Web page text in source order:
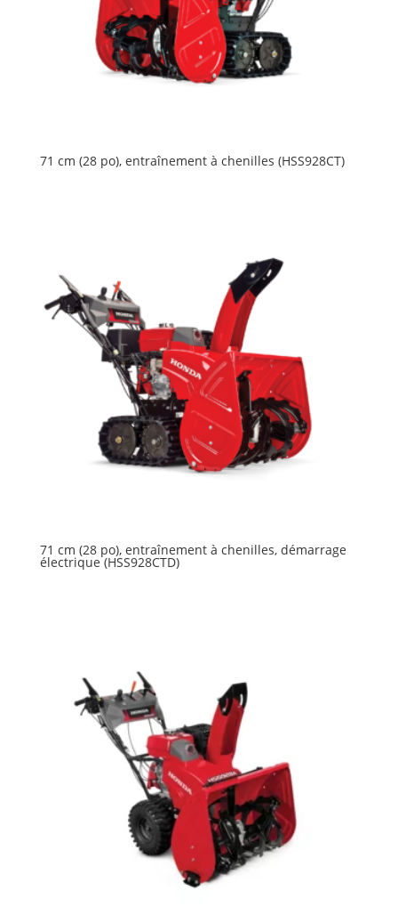
71 cm (28 po), entraînement à chenilles (HSS928CT)
71 cm (28 po), entraînement à chenilles, démarrage
électrique (HSS928CTD)